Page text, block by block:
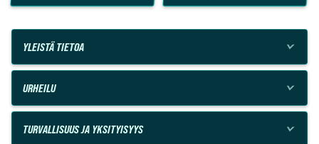
YLEISTÄ TIETOA
URHEILU
TURVALLISUUS JA YKSITYISYYS